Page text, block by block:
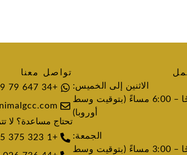
الاثنين إلى الخميس:
9:00 صباحًا – 6:00 مساءً (بتوقيت وسط
أوروبا)
الجمعة:
9:00 صباحًا – 3:00 مساءً (بتوقيت وسط
تواصل معنا
+34 647 79 79 54
تحتاج مساعدة؟ لا
+1 323 375 3375